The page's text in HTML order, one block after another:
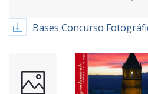
Bases Concurso